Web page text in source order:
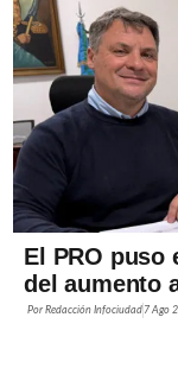
El PRO puso
del aumento
PorRedacción Infociudad 7 Ago